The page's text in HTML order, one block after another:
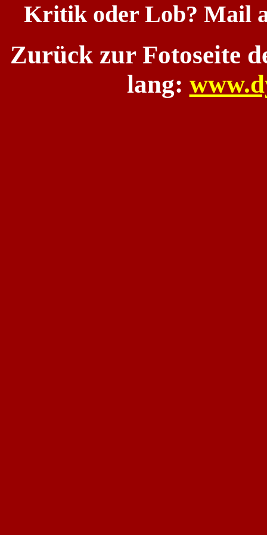
Kritik oder Lob? Mail
Zurück zur Fotoseite
lang: